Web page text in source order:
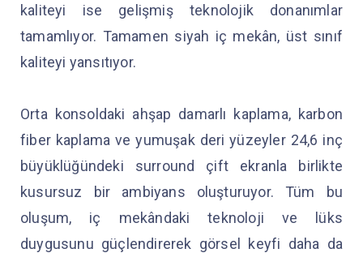
kaliteyi ise gelişmiş teknolojik donanımlar
tamamlıyor. Tamamen siyah iç mekân, üst sınıf
kaliteyi yansıtıyor.
Orta konsoldaki ahşap damarlı kaplama, karbon
fiber kaplama ve yumuşak deri yüzeyler 24,6 inç
büyüklüğündeki surround çift ekranla birlikte
kusursuz bir ambiyans oluşturuyor. Tüm bu
oluşum, iç mekândaki teknoloji ve lüks
duygusunu güçlendirerek görsel keyfi daha da